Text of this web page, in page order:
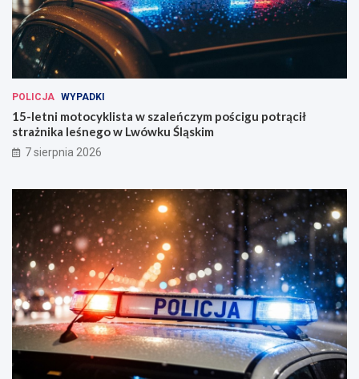
POLICJA WYPADKI
15-letni motocyklista w szaleńczym pościgu potrącił
strażnika leśnego w Lwówku Śląskim
7 sierpnia 2026